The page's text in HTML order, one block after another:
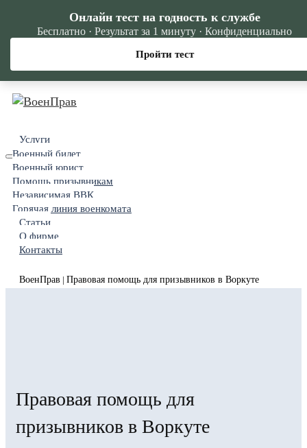
Услуги
Военный билет
Военный юрист
Помощь призывникам
Независимая ВВК
Горячая линия военкомата
Статьи
О фирме
Контакты
ВоенПрав Правовая помощь для призывников в Воркуте
Правовая помощь для
призывников в Воркуте
Онлайн тест на годность к службе
Бесплатно · Результат за 1 минуту · Конфиденциально
Пройти тест